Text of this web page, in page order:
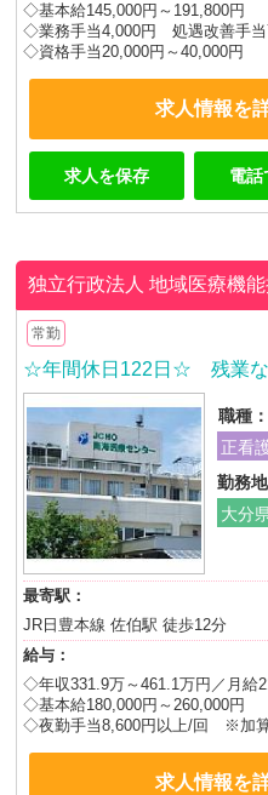
◇基本給145,000円～191,800円
◇業務手当4,000円 処遇改善手当
◇資格手当20,000円～40,000円
求人情報を
求人を保存 電話
独立行政法人 地域医療機
常勤
☆年間休日122日☆ 残業な
職種：
正看
勤務地
大分
最寄駅：
JR日豊本線 佐伯駅 徒歩12分
給与：
◇年収331.9万～461.1万円／月給
◇基本給180,000円～260,000円
◇夜勤手当8,600円以上/回 ※加算
求人情報を